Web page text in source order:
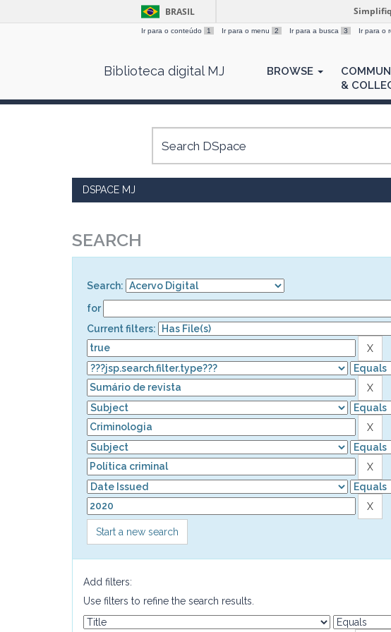
BRASIL
Ir para o conteúdo 1 Ir para o menu 2 Ir para a busca 3 Ir para o
Biblioteca digital MJ BROWSE
&
DSPACE MJ
SEARCH
Search:
for
Current filters:
Start a new search
Add filters:
Use filters to refine the search results.